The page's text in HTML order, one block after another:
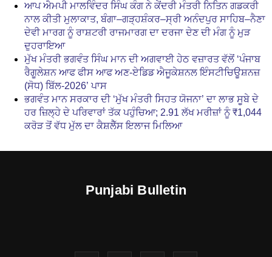
ਆਪ ਐਮਪੀ ਮਾਲਵਿੰਦਰ ਸਿੰਘ ਕੰਗ ਨੇ ਕੇਂਦਰੀ ਮੰਤਰੀ ਨਿਤਿਨ ਗਡਕਰੀ
ਨਾਲ ਕੀਤੀ ਮੁਲਾਕਾਤ, ਬੰਗਾ–ਗੜ੍ਹਸ਼ੰਕਰ–ਸ੍ਰੀ ਅਨੰਦਪੁਰ ਸਾਹਿਬ–ਨੈਣਾ
ਦੇਵੀ ਮਾਰਗ ਨੂੰ ਰਾਸ਼ਟਰੀ ਰਾਜਮਾਰਗ ਦਾ ਦਰਜਾ ਦੇਣ ਦੀ ਮੰਗ ਨੂੰ ਮੁੜ
ਦੁਹਰਾਇਆ
ਮੁੱਖ ਮੰਤਰੀ ਭਗਵੰਤ ਸਿੰਘ ਮਾਨ ਦੀ ਅਗਵਾਈ ਹੇਠ ਵਜ਼ਾਰਤ ਵੱਲੋਂ ‘ਪੰਜਾਬ
ਰੈਗੂਲੇਸ਼ਨ ਆਫ ਫੀਸ ਆਫ ਅਣ-ਏਡਿਡ ਐਜੂਕੇਸ਼ਨਲ ਇੰਸਟੀਚਿਊਸ਼ਨਜ਼
(ਸੋਧ) ਬਿੱਲ-2026’ ਪਾਸ
ਭਗਵੰਤ ਮਾਨ ਸਰਕਾਰ ਦੀ ‘ਮੁੱਖ ਮੰਤਰੀ ਸਿਹਤ ਯੋਜਨਾ’ ਦਾ ਲਾਭ ਸੂਬੇ ਦੇ
ਹਰ ਜ਼ਿਲ੍ਹੇ ਦੇ ਪਰਿਵਾਰਾਂ ਤੱਕ ਪਹੁੰਚਿਆ; 2.91 ਲੱਖ ਮਰੀਜ਼ਾਂ ਨੂੰ ₹1,044
ਕਰੋੜ ਤੋਂ ਵੱਧ ਮੁੱਲ ਦਾ ਕੈਸ਼ਲੈੱਸ ਇਲਾਜ ਮਿਲਿਆ
Punjabi Bulletin